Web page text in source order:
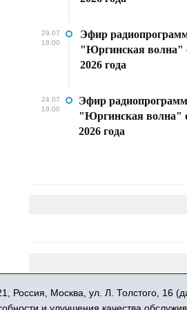
29.07
18:00
Эфир
"Юргинская волна"
2026 года
24.07
18:00
Эфир
"Юргинская волна"
2026 года
района»
связи, информационных
Россия, Москва, ул. Л. Толстого, 16